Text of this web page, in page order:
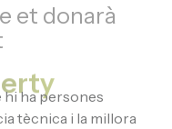
et donarà
ha persones
tècnica i la millora